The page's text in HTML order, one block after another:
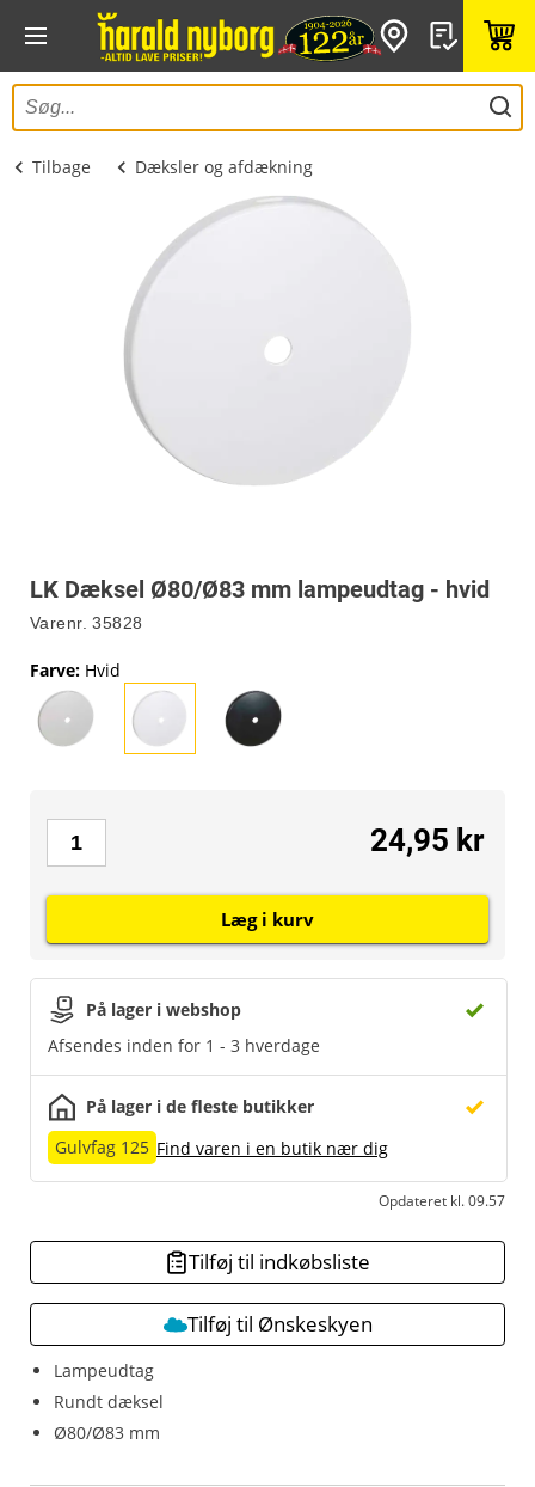
Tilbage Dæksler og afdækning
LK Dæksel Ø80/Ø83 mm lampeudtag - hvid
Varenr. 35828
Lampeudtag
Rundt dæksel
Ø80/Ø83 mm
Farve: Hvid
På lager i webshop
Afsendes inden for 1 - 3 hverdage
På lager i de fleste butikker
Gulvfag 125 Find varen i en butik nær dig
Opdateret kl. 09.57
24,95 kr
Læg i kurv
Tilføj til indkøbsliste
Tilføj til Ønskeskyen